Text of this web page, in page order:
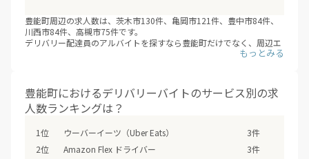
豊能町周辺の求人数は、茨木市130件、亀岡市121件、豊中市84件、
川西市84件、高槻市75件です。
デリバリー配達員のアルバイトを探すなら豊能町だけでなく、周辺エ
リアの茨木市・亀岡市・豊中市・川西市・高槻市などもあわせて検討
豊能町におけるデリバリーバイトのサービス別の求
人数ランキングは？
ウーバーイーツ（Uber Eats）
3件
Amazon Flex ドライバー
3件